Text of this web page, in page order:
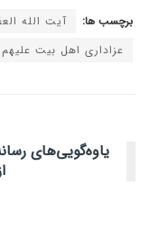
برچسب ها: آیت الله
عزاداری اهل بیت علیهم
یاوه‌گویی‌های